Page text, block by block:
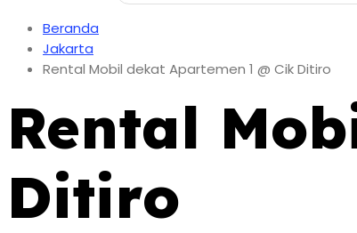
Beranda
Jakarta
Rental Mobil dekat Apartemen 1 @ Cik Ditiro
Rental
Ditiro